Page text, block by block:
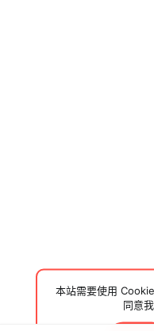
本站需要使用
同意